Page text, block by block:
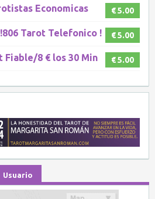
€ 5.00
Economicas
€ 5.00
Tarot Telefonico !
€ 5.00
Fiable/8 € los 30 Min
Usuario